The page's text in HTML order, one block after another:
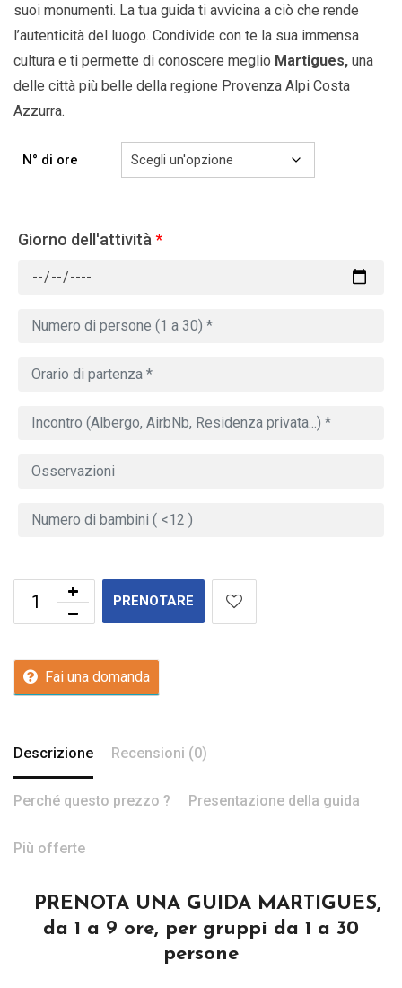
suoi monumenti. La tua guida ti avvicina a ciò che rende
l’autenticità del luogo. Condivide con te la sua immensa
cultura e ti permette di conoscere meglio Martigues, una
delle città più belle della regione Provenza Alpi Costa
Azzurra.
N° di ore
Giorno dell'attività *
PRENOTARE
Fai una domanda
Descrizione Recensioni (0)
Perché questo prezzo ? Presentazione della guida
Più offerte
PRENOTA UNA GUIDA MARTIGUES,
da 1 a 9 ore, per gruppi da 1 a 30
persone